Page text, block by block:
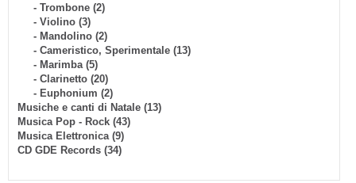
- Trombone (2)
- Violino (3)
- Mandolino (2)
- Cameristico, Sperimentale (13)
- Marimba (5)
- Clarinetto (20)
- Euphonium (2)
Musiche e canti di Natale (13)
Musica Pop - Rock (43)
Musica Elettronica (9)
CD GDE Records (34)